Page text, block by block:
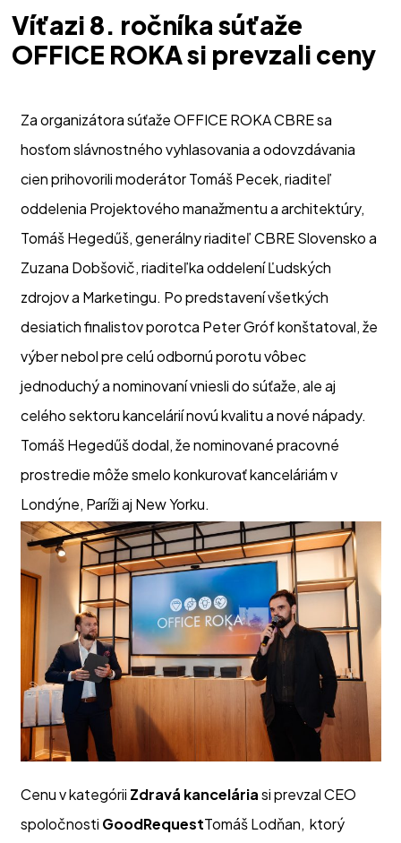
Víťazi 8. ročníka súťaže
OFFICE ROKA si prevzali ceny
Za organizátora súťaže OFFICE ROKA CBRE sa
hosťom slávnostného vyhlasovania a odovzdávania
cien prihovorili moderátor Tomáš Pecek, riaditeľ
oddelenia Projektového manažmentu a architektúry,
Tomáš Hegedűš, generálny riaditeľ CBRE Slovensko a
Zuzana Dobšovič, riaditeľka oddelení Ľudských
zdrojov a Marketingu. Po predstavení všetkých
desiatich finalistov porotca Peter Gróf konštatoval, že
výber nebol pre celú odbornú porotu vôbec
jednoduchý a nominovaní vniesli do súťaže, ale aj
celého sektoru kancelárií novú kvalitu a nové nápady.
Tomáš Hegedűš dodal, že nominované pracovné
prostredie môže smelo konkurovať kanceláriám v
Londýne, Paríži aj New Yorku.
Cenu v kategórii Zdravá kanceláriasi prevzal CEO
spoločnosti GoodRequestTomáš Lodňan, ktorý